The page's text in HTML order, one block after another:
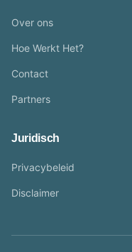
Over ons
Hoe Werkt Het?
Contact
Partners
Juridisch
Privacybeleid
Disclaimer